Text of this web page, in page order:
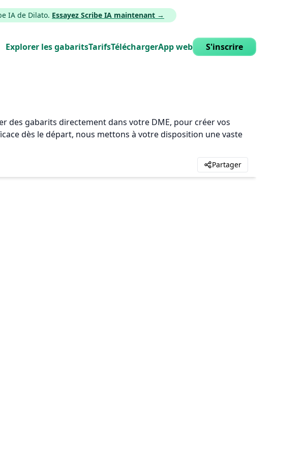
IA de Dilato. Essayez Scribe IA maintenant →
Explorer les gabaritsTarifsTéléchargerApp web S'inscrire
des gabarits directement dans votre DME, pour créer vos
dès le départ, nous mettons à votre disposition une vaste
Partager